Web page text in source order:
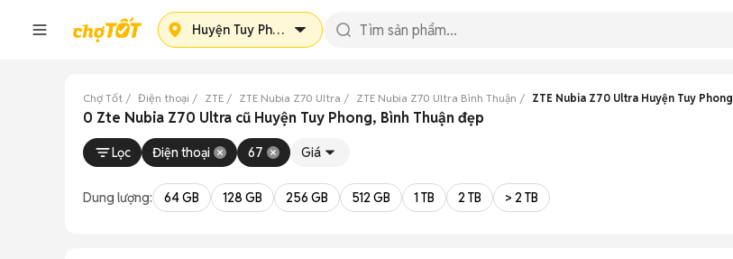
Huyện Tuy Phong
Chợ Tốt Điện thoại ZTE ZTE Nubia Z70 Ultra ZTE Nubia Z70 Ultra Bình Thuận ZTE Nubia Z70 Ultra Huyện Tuy Phong
0 Zte Nubia Z70 Ultra cũ Huyện Tuy Phong, Bình Thuận đẹp
Lọc Điện thoại 67 Giá
Dung lượng: 64 GB 128 GB 256 GB 512 GB 1 TB 2 TB > 2 TB